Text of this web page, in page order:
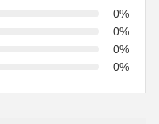
0%
0%
0%
0%